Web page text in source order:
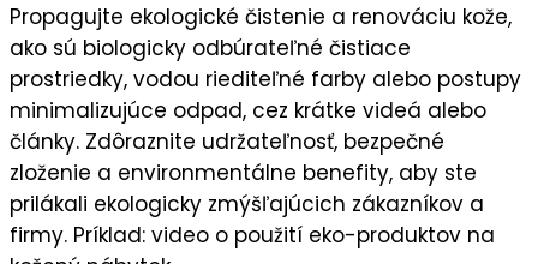
Propagujte ekologické čistenie a renováciu kože,
ako sú biologicky odbúrateľné čistiace
prostriedky, vodou riediteľné farby alebo postupy
minimalizujúce odpad, cez krátke videá alebo
články. Zdôraznite udržateľnosť, bezpečné
zloženie a environmentálne benefity, aby ste
prilákali ekologicky zmýšľajúcich zákazníkov a
firmy. Príklad: video o použití eko-produktov na